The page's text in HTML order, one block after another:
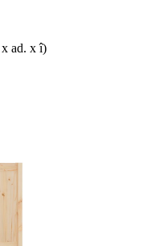
ad. x î)